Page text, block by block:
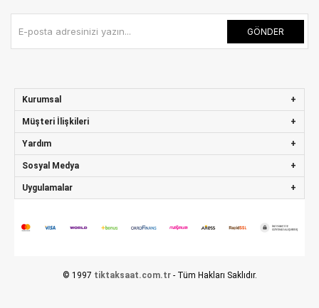
GÖNDER
Kurumsal
Müşteri İlişkileri
Yardım
Sosyal Medya
Uygulamalar
© 1997 tiktaksaat.com.tr - Tüm Hakları Saklıdır.